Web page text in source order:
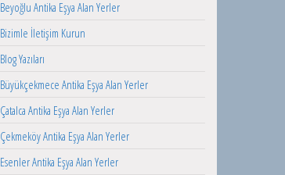
Beyoğlu Antika Eşya Alan Yerler
Bizimle İletişim Kurun
Blog Yazıları
Büyükçekmece Antika Eşya Alan Yerler
Çatalca Antika Eşya Alan Yerler
Çekmeköy Antika Eşya Alan Yerler
Esenler Antika Eşya Alan Yerler